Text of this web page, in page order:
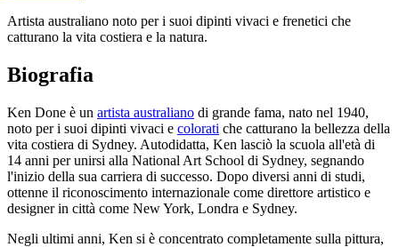
Artista australiano noto per i suoi dipinti vivaci e frenetici che
catturano la vita costiera e la natura.
Biografia
Ken Done è un artista australiano di grande fama, nato nel 1940,
noto per i suoi dipinti vivaci e colorati che catturano la bellezza della
vita costiera di Sydney. Autodidatta, Ken lasciò la scuola all'età di
14 anni per unirsi alla National Art School di Sydney, segnando
l'inizio della sua carriera di successo. Dopo diversi anni di studi,
ottenne il riconoscimento internazionale come direttore artistico e
designer in città come New York, Londra e Sydney.
Negli ultimi anni, Ken si è concentrato completamente sulla pittura,